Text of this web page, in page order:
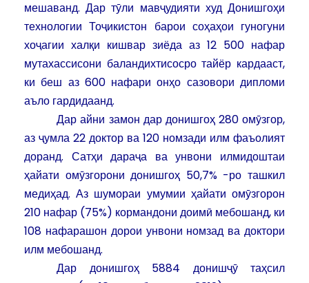
мешаванд. Дар тӯли мавҷудияти худ Донишгоҳи
технологии Тоҷикистон барои соҳаҳои гуногуни
хоҷагии халқи кишвар зиёда аз 12 500 нафар
мутахассисони баландихтисосро тайёр кардааст,
ки беш аз 600 нафари онҳо сазовори дипломи
аъло гардидаанд.
Дар айни замон дар донишгоҳ 280 омӯзгор,
аз ҷумла 22 доктор ва 120 номзади илм фаъолият
доранд. Сатҳи дараҷа ва унвони илмидоштаи
ҳайати омӯзгорони донишгоҳ 50,7% -ро ташкил
медиҳад. Аз шумораи умумии ҳайати омӯзгорон
210 нафар (75%) кормандони доимӣ мебошанд, ки
108 нафарашон дорои унвони номзад ва доктори
илм мебошанд.
Дар донишгоҳ 5884 донишҷӯ таҳсил